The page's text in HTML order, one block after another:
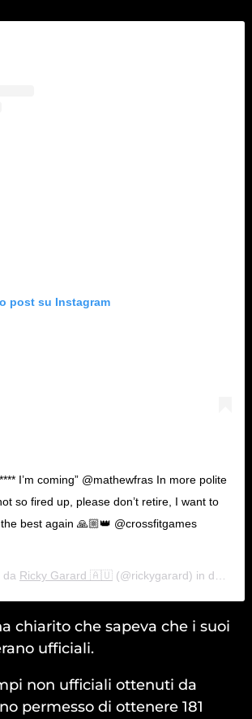
post su Instagram
I’m coming” @mathewfras In more polite
so fired up, please don’t retire, I want to
best again 🙏🏼👑 @crossfitgames
da Ricky Garard 🇦🇺 (@rickygarard) in data:
chiarito che sapeva che i suoi
ufficiali.
non ufficiali ottenuti da
permesso di ottenere 181